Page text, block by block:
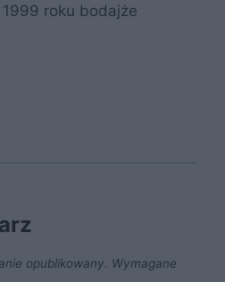
roku bodajże
opublikowany. Wymagane